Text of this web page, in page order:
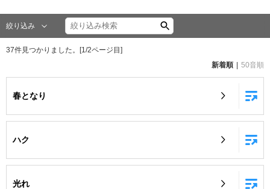
ユーザー検索
DAMの新曲・ランキングなど
絞り込み
37件見つかりました。[1 /2ページ目]
新着順
50音順
春となり
ハク
光れ